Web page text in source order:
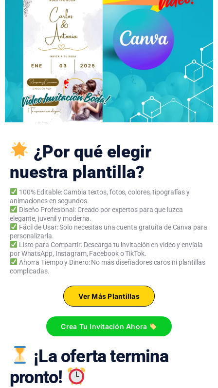
¿Por qué elegir
nuestra plantilla?
100% Editable: Cambia textos, fotos, colores, tipografías y
animaciones en segundos.
Diseño Profesional: Creado por expertos para que luzca
elegante, juvenil y moderna.
Fácil de Usar: Solo necesitas una cuenta gratuita de Canva para
personalizarla.
Listo para Compartir: Descarga tu invitación en video y envíala
por WhatsApp, Instagram, Facebook o TikTok.
Ahorra Tiempo y Dinero: No más diseñadores caros ni plantillas
complicadas.
Ver Más Plantillas
Crea Tu Invitación Ahora
¡La oferta termina
pronto!